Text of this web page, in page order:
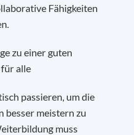
Fähigkeiten
zu einer guten
alle
passieren, um die
besser meistern zu
muss